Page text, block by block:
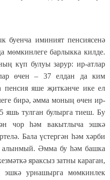
буенча иминият пенсиясенә
мөмкинлеге барлыкка килде.
күп булуы зарур: ир-атлар
өчен – 37 елдан да ким
пенсия яше җиткәнче ике ел
бирә, әмма моның өчен ир-
яшь тулган булырга тиеш. Бу
чор һәм вакытлыча эшкә
Бала үстергән һәм хәрби
алынмый. Әмма бу һәм башка
яраксыз затны караган,
эшкә урнашырга мөмкинлек